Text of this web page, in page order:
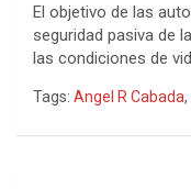
El objetivo de las
seguridad pasiva de
las condiciones de
Tags: Angel R Cabada,